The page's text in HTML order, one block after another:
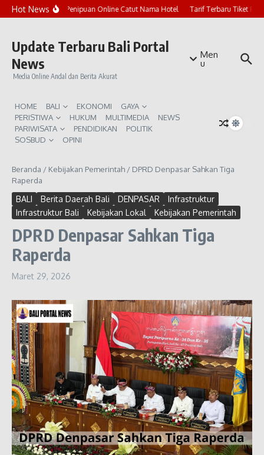
Lewati ke konten
Hot NewsMarak Penipuan Online Catut Nama Hotel Tarif Terbaru Tiket
Update Terbaru Bali Portal
News
Media Online Andal dan Berita Akurat
Men
u
HOME BALI EKONOMI
GAYA
PERISTIWA
HUKUM MULTIMEDIA
NEWS
PARIWISATA
PENDIDIKAN
POLITIK
SOSBUD
OPINI
Beranda / Kebijakan Pemerintah / DPRD Denpasar Sahkan Tiga
Raperda
BALI Berita Daerah Bali DENPASAR
Infrastruktur
Infrastruktur Bali
Kebijakan Lokal Kebijakan Pemerintah
DPRD Denpasar Sahkan Tiga
Raperda
Maret 29, 2026